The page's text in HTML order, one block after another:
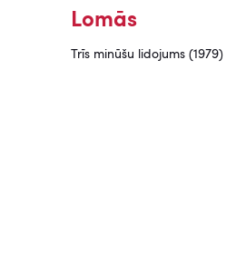
Lomās
Trīs minūšu lidojums (1979)